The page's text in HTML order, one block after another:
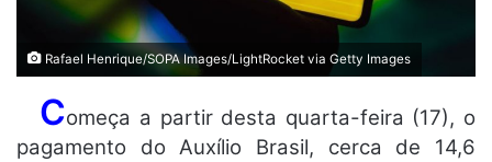
Rafael Henrique/SOPA Images/LightRocket via Getty Images
Começa a partir desta quarta-feira (17), o
pagamento do Auxílio Brasil, cerca de 14,6